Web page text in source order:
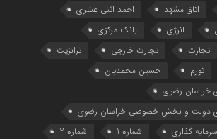
اتاق مشهد
احمد اثنی عشری
انرژی
بانک مرکزی
تجارت تجارت خارجی
ترانزیت
تورم
حسین محمدیان
خراسان رضوی
دولت و بخش خصوصی خراسان رضوی
سرمایه گذاری شماره 1 شماره 2